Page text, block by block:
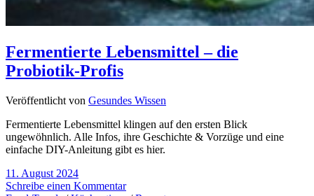
Fermentierte Lebensmittel – die
Probiotik-Profis
Veröffentlicht von Gesundes Wissen
Fermentierte Lebensmittel klingen auf den ersten Blick
ungewöhnlich. Alle Infos, ihre Geschichte & Vorzüge und eine
einfache DIY-Anleitung gibt es hier.
11. August 2024
Schreibe einen Kommentar